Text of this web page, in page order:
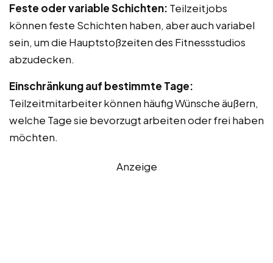
Feste oder variable Schichten: Teilzeitjobs
können feste Schichten haben, aber auch variabel
sein, um die Hauptstoßzeiten des Fitnessstudios
abzudecken.
Einschränkung auf bestimmte Tage:
Teilzeitmitarbeiter können häufig Wünsche äußern,
welche Tage sie bevorzugt arbeiten oder frei haben
möchten.
Anzeige